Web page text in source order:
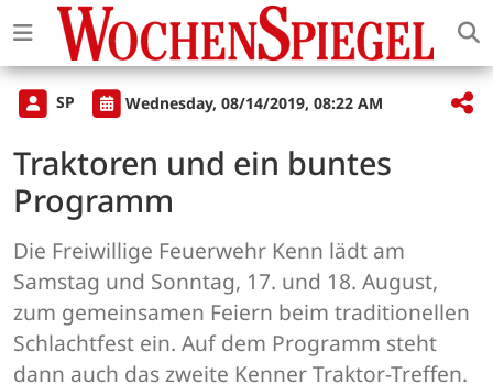
SP Wednesday, 08/14/2019, 08:22 AM
Traktoren und ein buntes
Programm
Die Freiwillige Feuerwehr Kenn lädt am
Samstag und Sonntag, 17. und 18. August,
zum gemeinsamen Feiern beim traditionellen
Schlachtfest ein. Auf dem Programm steht
dann auch das zweite Kenner Traktor-Treffen.